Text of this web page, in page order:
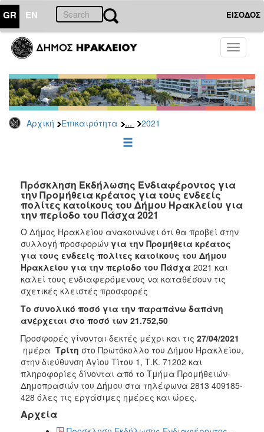
GR EN ΕΙΣΟΔΟΣ
Toggle
Αρχική Επικαιρότητα ... 2021
ΕΠΙΚΑΙΡΟΤΗΤΑ
-
Δημοπρασίες
Αρχείο
2026
2022
2021
2020
2019
2018
2017
2015
2013
ΔΗΜΟΤΗΣ
ΕΠΙΣΚΕΠΤΗΣ
Πρόσκληση Εκδήλωσης Ενδιαφέροντος για
την Προμήθεια κρέατος για τους ενδεείς
πολίτες κατοίκους του Δήμου Ηρακλείου για
την περίοδο του Πάσχα 2021
Ο Δήμος Ηρακλείου ανακοινώνει ότι θα προβεί στην
συλλογή προσφορών για την Προμήθεια κρέατος
για τους ενδεείς πολίτες κατοίκους του Δήμου
Ηρακλείου για την περίοδο του Πάσχα 2021 και
καλεί τους ενδιαφερόμενους να καταθέσουν τις
σχετικές κλειστές προσφορές
Το συνολικό ποσό για την παραπάνω δαπάνη
ανέρχεται στο ποσό των 21.752,50
Προσφορές γίνονται δεκτές μέχρι και τις 27/04/2021
ημέρα Τρίτη στο Πρωτόκολλο του Δήμου Ηρακλείου,
στην διεύθυνση Αγίου Τίτου 1, Τ.Κ. 71202 και
πληροφορίες δίνονται από το Τμήμα Προμήθειών-
Δημοπρασιών του Δήμου στα τηλέφωνα 2813 409185-
428 όλες τις εργάσιμες ημέρες και ώρες.
Αρχεία